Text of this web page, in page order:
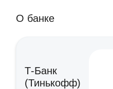
О банке
Т-Банк
(Тинькофф)